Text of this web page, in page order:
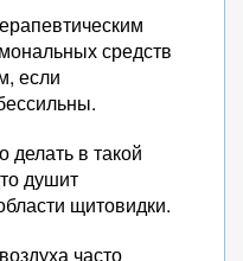
средств
если
делать в такой
душит
щитовидки.
часто